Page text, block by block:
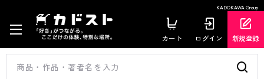
KADOKAWA Group
カート ログイン 新規登録